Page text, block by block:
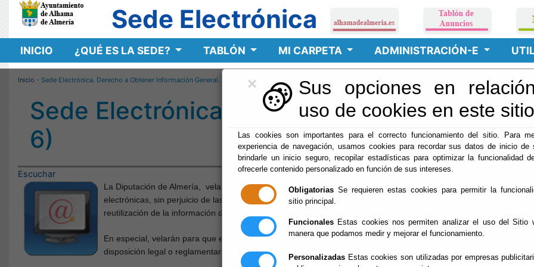
×
Sus opciones en
uso de cookies en este sitio
Las cookies son importantes para el correcto funcionamiento del sitio. Para
experiencia de navegación, usamos cookies para recordar sus datos de inicio de
brindarle un inicio seguro, recopilar estadísticas para optimizar la funcionalidad
ofrecerle contenido personalizado en función de sus intereses.
Obligatorias Se requieren estas cookies para permitir la
sitio principal.
Funcionales Estas cookies nos permiten analizar el uso del Sitio
manera que podamos medir y mejorar el funcionamiento.
Personalizadas Estas cookies son utilizadas por empresas
Sede Electrónica
INICIO ¿QUÉ ES LA SEDE? TABLÓN MI CARPETA ADMINISTRACIÓN-E
Inicio - Sede Electrónica. Derecho a Obtener Información General. (Art. 6)
Sede Electrónica. Derecho a Obtener
6)
Escuchar
La Diputación de Almería, velará por que toda la información general de que dispongan sea deacceso libre y
electrónicas, sin perjuicio de las condiciones particulares de utilización que pudieran acordarse, de conformidad
reutilización de la información del sector público.
En especial, velarán para que esté accesible toda la información que obre en los tablones de anuncios y
disposición legal o reglamentaria o se considere de interés general.